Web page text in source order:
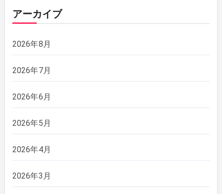
アーカイブ
2026年8月
2026年7月
2026年6月
2026年5月
2026年4月
2026年3月